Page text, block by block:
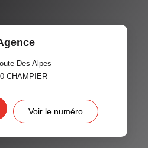
Des Alpes
CHAMPIER
Voir le numéro